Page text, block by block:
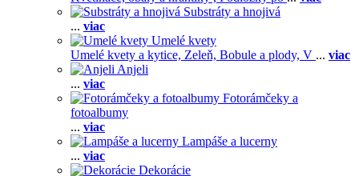
Substráty a hnojivá
... viac
Umelé kvety
Umelé kvety a kytice, Zeleň, Bobule a plody, V ... viac
Anjeli
... viac
Fotorámčeky a
fotoalbumy
... viac
Lampáše a lucerny
... viac
Dekorácie